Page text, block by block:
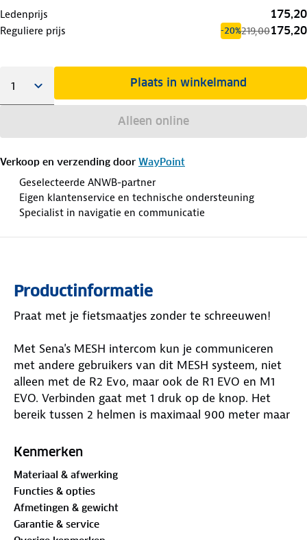
Ledenprijs 175,20
Reguliere prijs -20%219,00175,20
Plaats in winkelmand
Alleen online
Verkoop en verzending door WayPoint
Geselecteerde ANWB-partner
Eigen klantenservice en technische ondersteuning
Specialist in navigatie en communicatie
Productinformatie
Praat met je fietsmaatjes zonder te schreeuwen!
Met Sena's MESH intercom kun je communiceren
met andere gebruikers van dit MESH systeem, niet
alleen met de R2 Evo, maar ook de R1 EVO en M1
EVO. Verbinden gaat met 1 druk op de knop. Het
bereik tussen 2 helmen is maximaal 900 meter maar
kiezen uit 9 verschillende kanalen. Op die manier
gesprek voeren. Het MESH systeem past zichzelf
aan wanneer deelnemer binnen of buiten bereik
zijn.
Kenmerken
Materiaal & afwerking
Functies & opties
Afmetingen & gewicht
Garantie & service